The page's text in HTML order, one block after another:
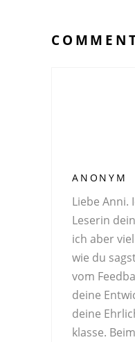
ANONYM
Liebe Anni.
Leserin
ich aber
wie du
vom
deine
deine
klasse.